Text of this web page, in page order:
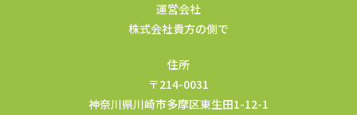
運営会社
株式会社貴方の側で
住所
〒214-0031
神奈川県川崎市多摩区東生田1-12-1